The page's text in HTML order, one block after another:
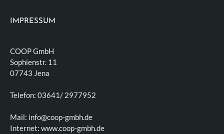
IMPRESSUM
COOP GmbH
Sophienstr. 11
07743 Jena
Telefon: 03641/ 2977952
Mail: info@coop-gmbh.de
Internet: www.coop-gmbh.de